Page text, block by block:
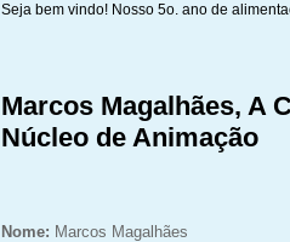
Seja bem vindo! Nosso 5o. ano de
Marcos Magalhães, A
Núcleo de Animação
Nome: Marcos Magalhães